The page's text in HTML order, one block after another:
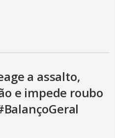
a assalto,
e impede roubo